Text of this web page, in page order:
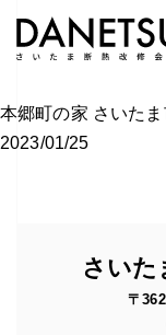
本郷町の家 さいた
2023/01/25
さいた
〒